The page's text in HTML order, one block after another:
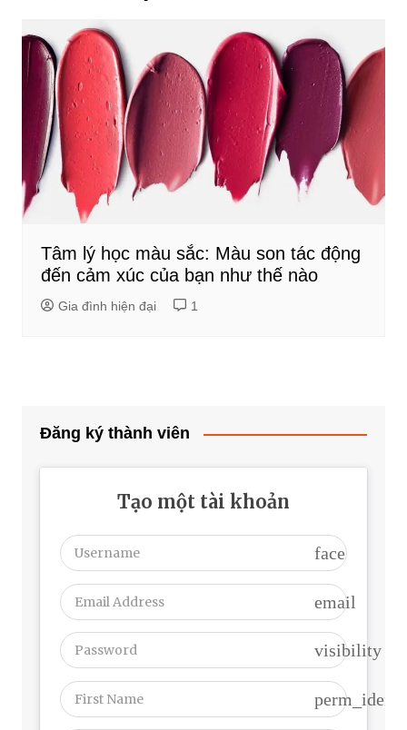
Tâm lý học màu sắc: Màu son tác động
đến cảm xúc của bạn như thế nào
Gia đình hiện đại 1
Đăng ký thành viên
Tạo một tài khoản
face
email
visibility